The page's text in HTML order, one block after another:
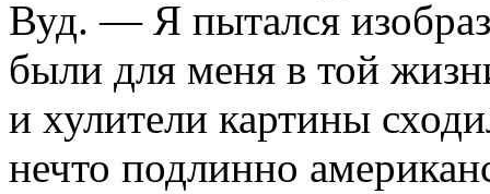
Вуд. — Я пытался
были для меня в той
и хулители картины
нечто подлинно